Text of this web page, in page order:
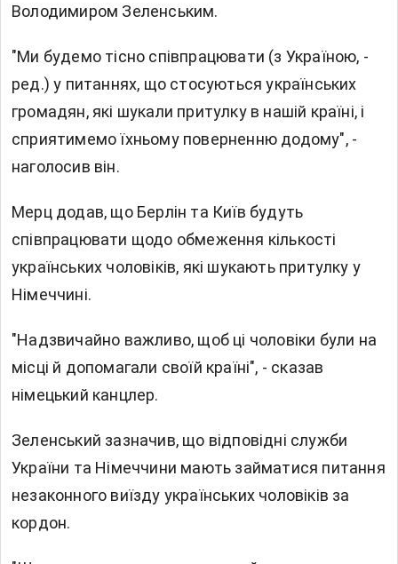
Володимиром Зеленським.
"Ми будемо тісно співпрацювати (з Україною, -
ред.) у питаннях, що стосуються українських
громадян, які шукали притулку в нашій країні, і
сприятимемо їхньому поверненню додому", -
наголосив він.
Мерц додав, що Берлін та Київ будуть
співпрацювати щодо обмеження кількості
українських чоловіків, які шукають притулку у
Німеччині.
"Надзвичайно важливо, щоб ці чоловіки були на
місці й допомагали своїй країні", - сказав
німецький канцлер.
Зеленський зазначив, що відповідні служби
України та Німеччини мають займатися питання
незаконного виїзду українських чоловіків за
кордон.